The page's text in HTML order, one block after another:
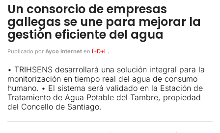
Un consorcio de empresas
gallegas se une para mejorar la
gestión eficiente del agua
Publicado por Ayco Internet en I+D+i .
• TRIHSENS desarrollará una solución integral para la
monitorización en tiempo real del agua de consumo
humano. • El sistema será validado en la Estación de
Tratamiento de Agua Potable del Tambre, propiedad
del Concello de Santiago.